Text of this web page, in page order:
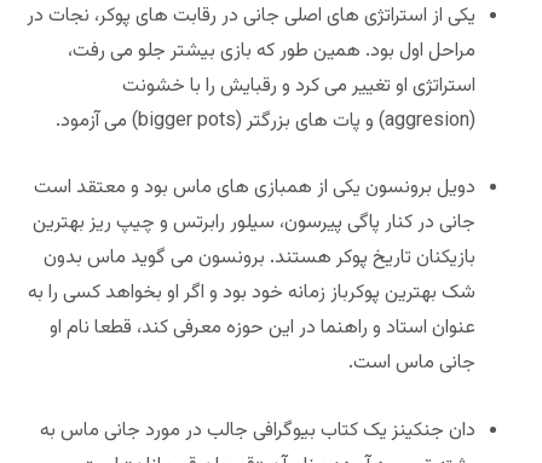
یکی از استراتژی های اصلی جانی در رقابت های پوکر، نجات در
مراحل اول بود. همین طور که بازی بیشتر جلو می رفت،
استراتژی او تغییر می کرد و رقبایش را با خشونت
(aggresion) و پات های بزرگتر (bigger pots) می آزمود.
دویل برونسون یکی از همبازی های ماس بود و معتقد است
جانی در کنار پاگی پیرسون، سیلور رابرتس و چیپ ریز بهترین
بازیکنان تاریخ پوکر هستند. برونسون می گوید ماس بدون
شک بهترین پوکرباز زمانه خود بود و اگر او بخواهد کسی را به
عنوان استاد و راهنما در این حوزه معرفی کند، قطعا نام او
جانی ماس است.
دان جنکینز یک کتاب بیوگرافی جالب در مورد جانی ماس به